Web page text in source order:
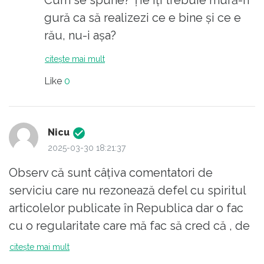
chemați să le avem.
gură ca să realizezi ce e bine și ce e
rău, nu-i așa?
citește mai mult
Like 0
Nicu
2025-03-30 18:21:37
Observ că sunt câțiva comentatori de
serviciu care nu rezonează defel cu spiritul
articolelor publicate în Republica dar o fac
cu o regularitate care mă fac să cred că , de
fapt oamenii aceștia nu citesc pentru a se
citește mai mult